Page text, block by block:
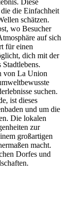
Diese
die Einfachheit
schätzen.
wo Besucher
auf sich
für einen
dich mit der
von La Union
suchen.
ist dieses
und um die
Die lokalen
zur
großartigen
macht.
Dorfes und